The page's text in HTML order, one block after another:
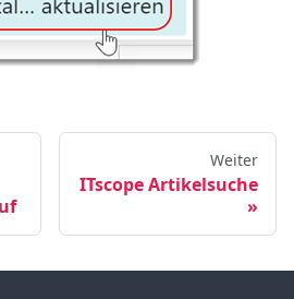
Weiter
ITscope Artikelsuche